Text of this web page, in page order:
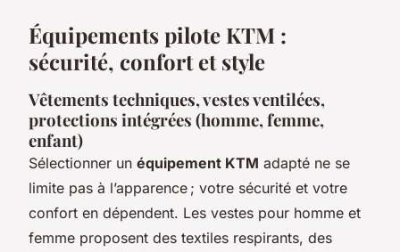
Équipements pilote KTM :
sécurité, confort et style
Vêtements techniques, vestes ventilées,
protections intégrées (homme, femme,
enfant)
Sélectionner un équipement KTM adapté ne se
limite pas à l’apparence ; votre sécurité et votre
confort en dépendent. Les vestes pour homme et
femme proposent des textiles respirants, des